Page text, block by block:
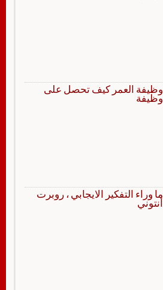
وظيفة العمر كيف تحصل على
وظيفة
ما وراء التفكير الايجابي ، روبرت
أنتوني